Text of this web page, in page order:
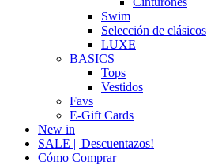
Swim
Selección de clásicos
LUXE
BASICS
Tops
Vestidos
Favs
E-Gift Cards
New in
SALE || Descuentazos!
Cómo Comprar